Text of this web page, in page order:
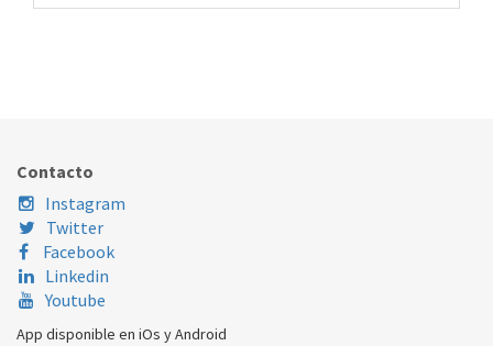
STANDARD
TEKA
Contacto
Instagram
Twitter
Facebook
Linkedin
Youtube
App disponible en iOs y Android